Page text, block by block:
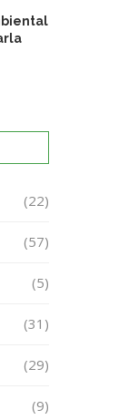
(22)
(57)
(5)
(31)
(29)
(9)